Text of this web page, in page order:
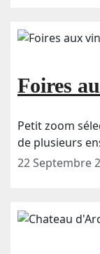
Foires
Petit zoom
de plusieurs
22 Septembre